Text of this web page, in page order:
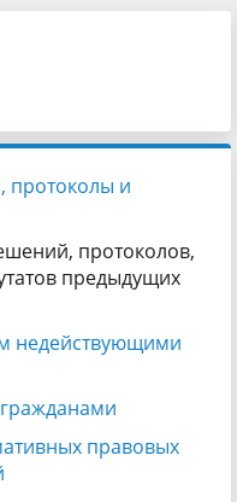
протоколы и
протоколов,
предыдущих
недействующими
правовых